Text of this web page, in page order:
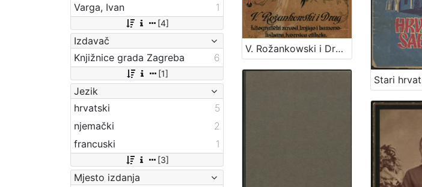
Varga, Ivan
1
[4]
Izdavač
Knjižnice grada Zagreba
6
[1]
Jezik
hrvatski
5
njemački
2
francuski
1
[3]
Mjesto izdanja
V. Rožankowski i Drug : litografički zavod, knjigo i kamenotiskara, tvornica etiketa : 1898-1913